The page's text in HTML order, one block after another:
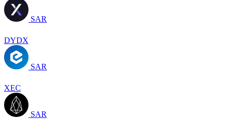
SAR
DYDX
SAR
XEC
SAR